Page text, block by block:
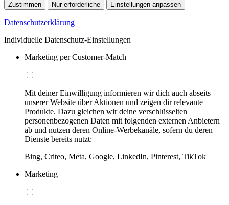
Zustimmen Nur erforderliche Einstellungen anpassen
Datenschutzerklärung
Individuelle Datenschutz-Einstellungen
Marketing per Customer-Match
Mit deiner Einwilligung informieren wir dich auch abseits
unserer Website über Aktionen und zeigen dir relevante
Produkte. Dazu gleichen wir deine verschlüsselten
personenbezogenen Daten mit folgenden externen Anbietern
ab und nutzen deren Online-Werbekanäle, sofern du deren
Dienste bereits nutzt:
Bing, Criteo, Meta, Google, LinkedIn, Pinterest, TikTok
Marketing